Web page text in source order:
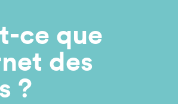
ce que
des
?